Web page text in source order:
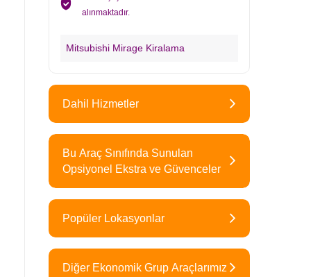
alınmaktadır.
Mitsubishi Mirage Kiralama
Dahil Hizmetler
Bu Araç Sınıfında Sunulan
Opsiyonel Ekstra ve Güvenceler
Popüler Lokasyonlar
Diğer Ekonomik Grup Araçlarımız